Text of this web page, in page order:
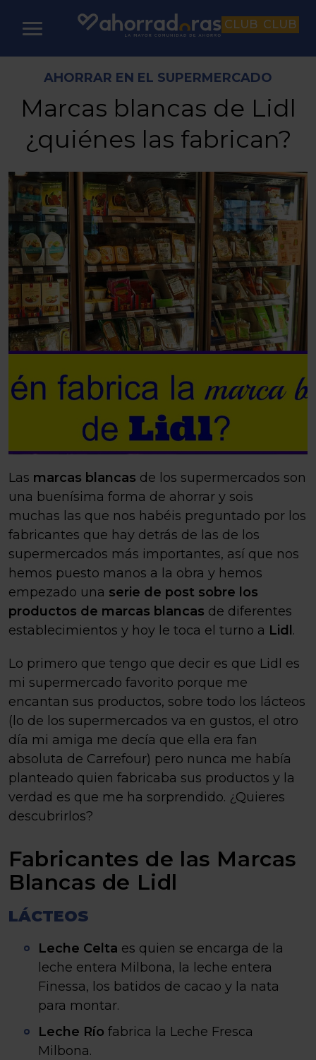
CLUB CLUB
AHORRAR EN EL SUPERMERCADO
Marcas blancas de Lidl
¿quiénes las fabrican?
Las marcas blancas de los supermercados son
una buenísima forma de ahorrar y sois
muchas las que nos habéis preguntado por los
fabricantes que hay detrás de las de los
supermercados más importantes, así que nos
hemos puesto manos a la obra y hemos
empezado una serie de post sobre los
productos de marcas blancas de diferentes
establecimientos y hoy le toca el turno a Lidl .
Lo primero que tengo que decir es que Lidl es
mi supermercado favorito porque me
encantan sus productos, sobre todo los lácteos
(lo de los supermercados va en gustos, el otro
día mi amiga me decía que ella era fan
absoluta de Carrefour) pero nunca me había
planteado quien fabricaba sus productos y la
verdad es que me ha sorprendido. ¿Quieres
descubrirlos?
Fabricantes de las Marcas
Blancas de Lidl
LÁCTEOS
Leche Celta es quien se encarga de la
leche entera Milbona, la leche entera
Finessa, los batidos de cacao y la nata
para montar.
Leche Río fabrica la Leche Fresca
Milbona.